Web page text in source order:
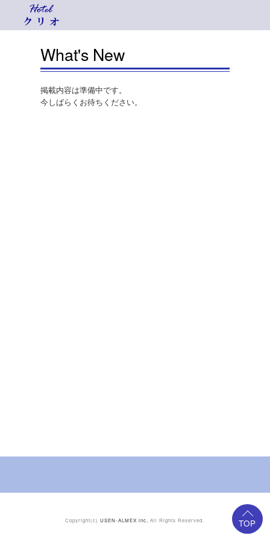
What's New
掲載内容は準備中です。
今しばらくお待ちください。
Copyright(c)USEN-ALMEX inc, All Rights Reserved.